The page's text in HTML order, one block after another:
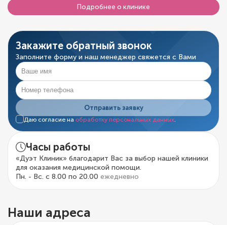
Подробнее о клинике
Закажите обратный звонок
Заполните форму и наш менеджер свяжется с Вами
Отправить заявку
Даю согласие на обработку персональных данных
Часы работы
«Дуэт Клиник» благодарит Вас за выбор нашей клиники
для оказания медицинской помощи.
Пн. - Вс. с 8.00 по 20.00 ежедневно
Наши адреса